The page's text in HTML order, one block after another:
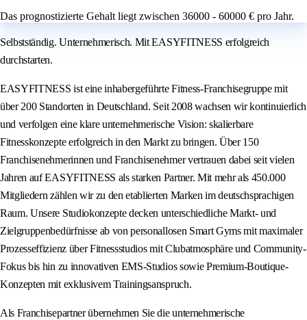
Das prognostizierte Gehalt liegt zwischen 36000 - 60000 € pro Jahr.
Selbstständig. Unternehmerisch. Mit EASYFITNESS erfolgreich
durchstarten.
EASYFITNESS ist eine inhabergeführte Fitness-Franchisegruppe mit
über 200 Standorten in Deutschland. Seit 2008 wachsen wir kontinuierlich
und verfolgen eine klare unternehmerische Vision: skalierbare
Fitnesskonzepte erfolgreich in den Markt zu bringen. Über 150
Franchisenehmerinnen und Franchisenehmer vertrauen dabei seit vielen
Jahren auf EASYFITNESS als starken Partner. Mit mehr als 450.000
Mitgliedern zählen wir zu den etablierten Marken im deutschsprachigen
Raum. Unsere Studiokonzepte decken unterschiedliche Markt- und
Zielgruppenbedürfnisse ab von personallosen Smart Gyms mit maximaler
Prozesseffizienz über Fitnessstudios mit Clubatmosphäre und Community-
Fokus bis hin zu innovativen EMS-Studios sowie Premium-Boutique-
Konzepten mit exklusivem Trainingsanspruch.
Als Franchisepartner übernehmen Sie die unternehmerische